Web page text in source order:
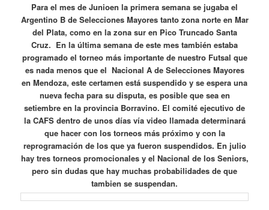
Para el mes de Junioen la primera semana se jugaba el
Argentino B de Selecciones Mayores tanto zona norte en Mar
del Plata, como en la zona sur en Pico Truncado Santa
Cruz. En la última semana de este mes también estaba
programado el torneo más importante de nuestro Futsal que
es nada menos que el Nacional A de Selecciones Mayores
en Mendoza, este certamen está suspendido y se espera una
nueva fecha para su disputa, es posible que sea en
setiembre en la provincia Borravino. El comité ejecutivo de
la CAFS dentro de unos días vía video llamada determinará
que hacer con los torneos más próximo y con la
reprogramación de los que ya fueron suspendidos. En julio
hay tres torneos promocionales y el Nacional de los Seniors,
pero sin dudas que hay muchas probabilidades de que
tambien se suspendan.